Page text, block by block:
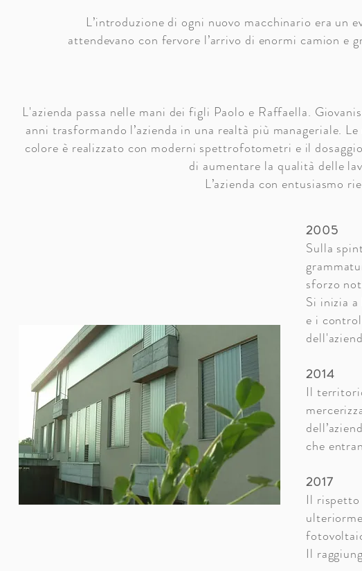
L’introduzione di ogni nuovo macchinario era
attendevano con fervore l’arrivo di enormi camion e
L'azienda passa nelle mani dei figli Paolo e Raffaella.
anni trasformando l’azienda in una realtà più manageriale.
colore è realizzato con moderni spettrofotometri e il
di aumentare la qualità delle
L’azienda con entusiasmo
2005
Sulla
sforzo
Si inizia
e i
2014
Il
che
2017
Il rispetto
Il